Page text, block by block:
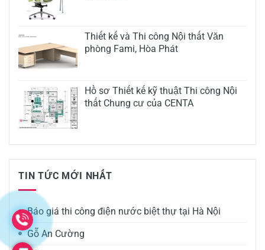
Thiết kế và Thi công Nội thất Văn
phòng Fami, Hòa Phát
Hồ sơ Thiết kế kỹ thuật Thi công Nội
thất Chung cư của CENTA
TIN TỨC MỚI NHẤT
Báo giá thi công điện nước biệt thự tại Hà Nội
Gỗ An Cường